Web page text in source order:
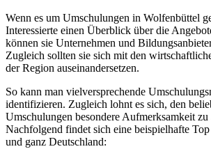
Wenn es um Umschulungen in Wolfenbüttel
Interessierte einen Überblick über die
können sie Unternehmen und
Zugleich sollten sie sich mit den
der Region auseinandersetzen.
So kann man vielversprechende
identifizieren. Zugleich lohnt es sich, den
Umschulungen besondere Aufmerksamkeit zu
Nachfolgend findet sich eine beispielhafte
und ganz Deutschland: